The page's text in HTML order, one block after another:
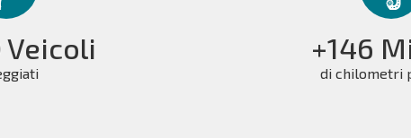
Veicoli +146
di chilometri